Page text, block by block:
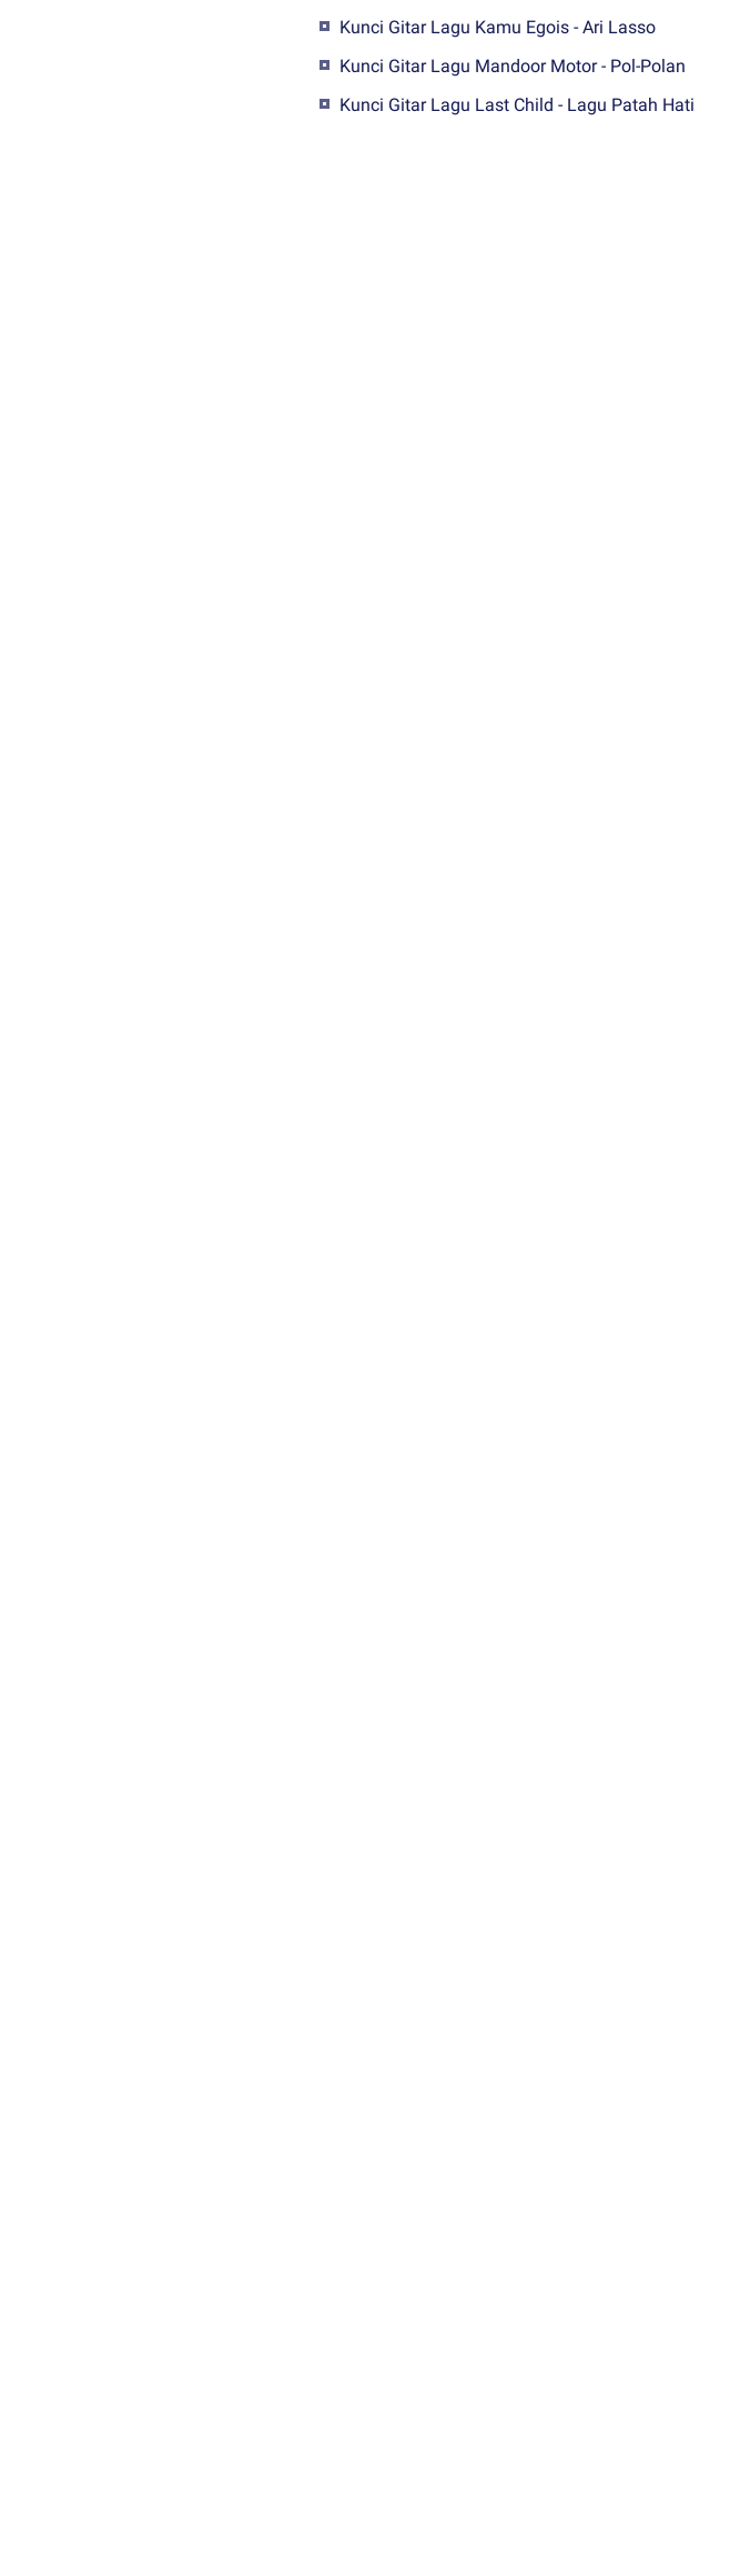
Kunci Gitar Lagu Kamu Egois - Ari Lasso
Kunci Gitar Lagu Mandoor Motor - Pol-Polan
Kunci Gitar Lagu Last Child - Lagu Patah Hati